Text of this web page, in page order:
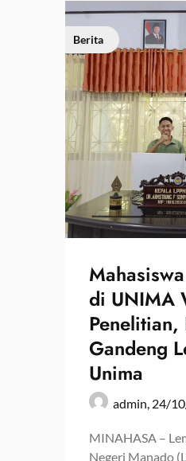
Berita
di UNIMA
Penelitian,
Gandeng
Unima
admin, 24/
MINAHASA –
Negeri Manado